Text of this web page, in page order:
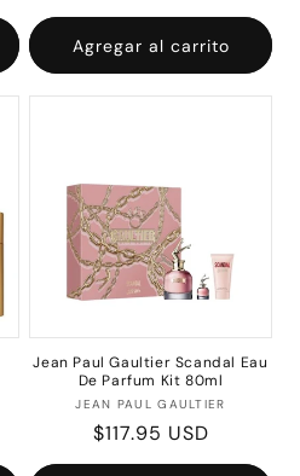
habitual
Agregar al carrito
Jean Paul Gaultier Scandal Eau
De Parfum Kit 80ml
Proveedor:
JEAN PAUL GAULTIER
Precio
habitual
$117.95 USD